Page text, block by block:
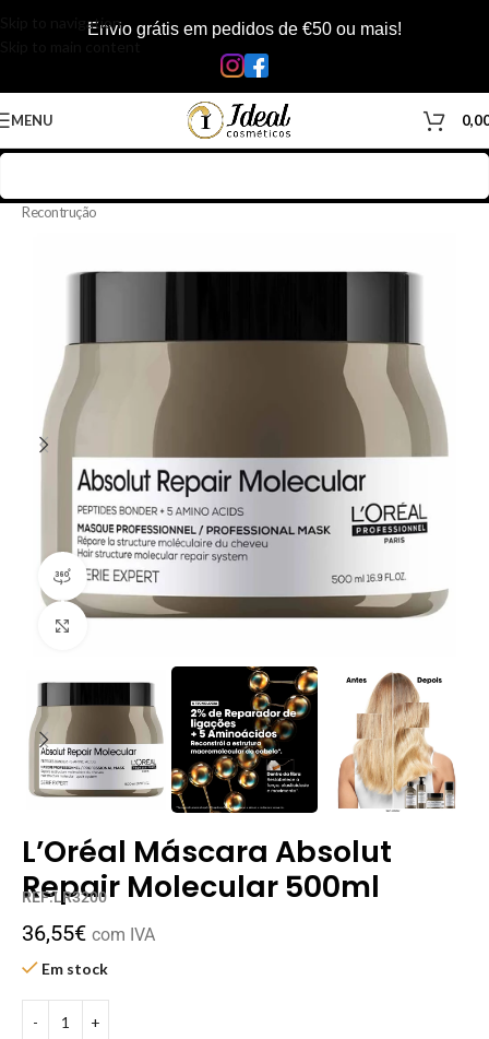
Skip to navigationEnvio grátis em pedidos de €50 ou mais!
MENU
Recontrução
Visualização 360 do produto
L’Oréal Máscara Absolut
Repair Molecular 500ml
REF:LR3200
36,55€ com IVA
Em stock